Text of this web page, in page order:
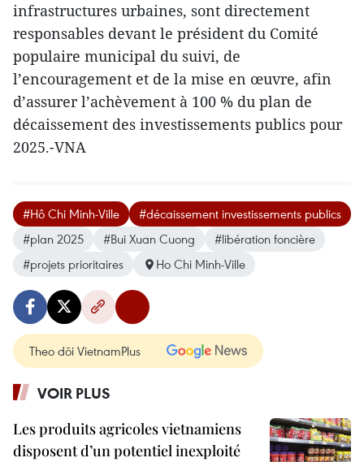
infrastructures urbaines, sont directement
responsables devant le président du Comité
populaire municipal du suivi, de
l’encouragement et de la mise en œuvre, afin
d’assurer l’achèvement à 100 % du plan de
décaissement des investissements publics pour
2025.-VNA
#Hô Chi Minh-Ville
#décaissement investissements publics
#plan 2025
#Bui Xuan Cuong
#libération foncière
#projets prioritaires
Ho Chi Minh-Ville
Theo dõi VietnamPlus
VOIR PLUS
Les produits agricoles vietnamiens
disposent d’un potentiel inexploité